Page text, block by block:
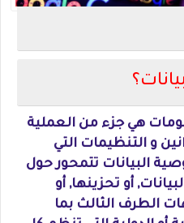
هي جزء من العملية
و التنظيمات التي
البيانات تتمحور حول
أو تحزينها, أو
الطرف الثالث بما